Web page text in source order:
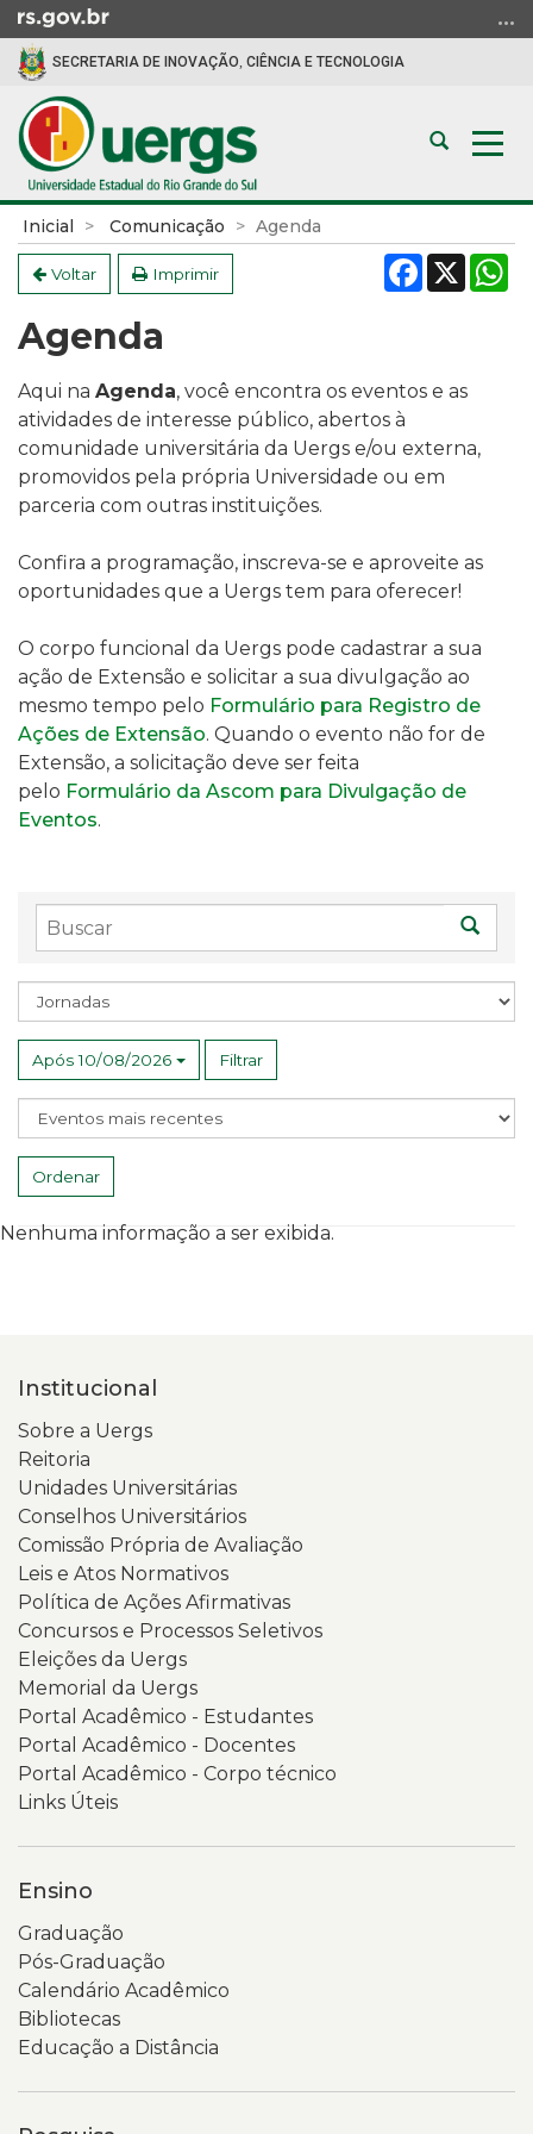
para
conteúdo
para
menu
para
busca
SECRETARIA DE INOVAÇÃO, CIÊNCIA E TECNOLOGIA
Abrir
busca
Início
do
conteúdo
Inicial Comunicação Agenda
Voltar Imprimir Facebook
X
Agenda
Aqui na Agenda, você encontra os eventos e as
atividades de interesse público, abertos à
comunidade universitária da Uergs e/ou externa,
promovidos pela própria Universidade ou em
parceria com outras instituições.
Confira a programação, inscreva-se e aproveite as
oportunidades que a Uergs tem para oferecer!
O corpo funcional da Uergs pode cadastrar a sua
ação de Extensão e solicitar a sua divulgação ao
mesmo tempo pelo Formulário para Registro de
Ações de Extensão. Quando o evento não for de
Extensão, a solicitação deve ser feita
pelo Formulário da Ascom para Divulgação de
Eventos.
Buscar
Assunto
Após 10/08/2026 Filtrar
Ordenar
Nenhuma informação a ser exibida.
Institucional
Sobre a Uergs
Reitoria
Unidades Universitárias
Conselhos Universitários
Comissão Própria de Avaliação
Leis e Atos Normativos
Política de Ações Afirmativas
Concursos e Processos Seletivos
Eleições da Uergs
Memorial da Uergs
Portal Acadêmico - Estudantes
Portal Acadêmico - Docentes
Portal Acadêmico - Corpo técnico
Links Úteis
Ensino
Graduação
Pós-Graduação
Calendário Acadêmico
Bibliotecas
Educação a Distância